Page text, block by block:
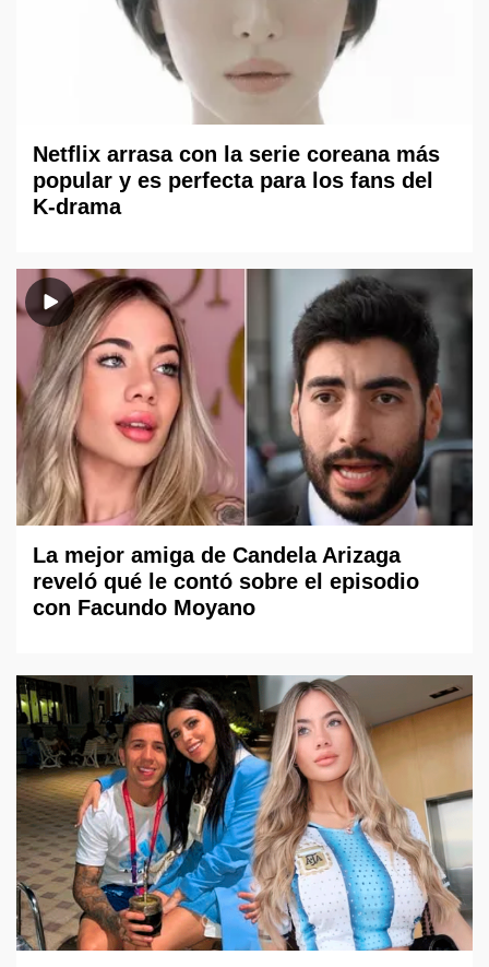
Netflix arrasa con la serie coreana más
popular y es perfecta para los fans del
K-drama
La mejor amiga de Candela Arizaga
reveló qué le contó sobre el episodio
con Facundo Moyano